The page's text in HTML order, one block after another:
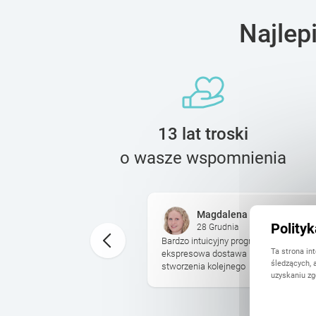
13 lat troski
o wasze wspomnienia
Magdalena
28 Grudnia
Bardzo intuicyjny program to wyboru
ekspresowa dostawa i cudowny efekt
stworzenia kolejnego
Ta strona
śledzących,
uzyskaniu